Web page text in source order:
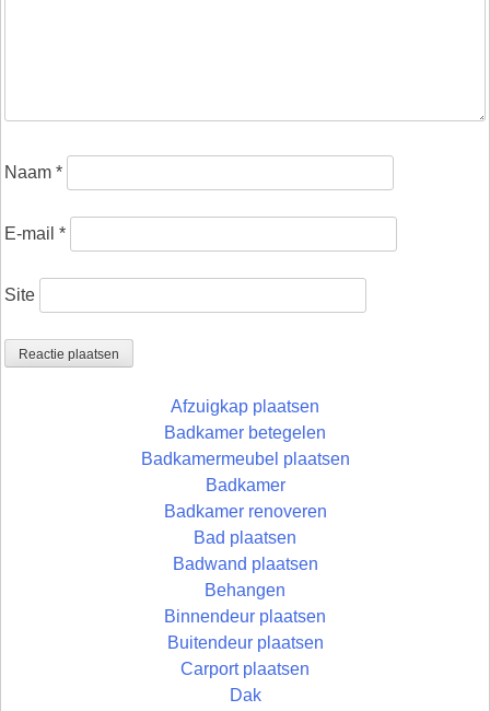
Naam *
E-mail *
Site
Afzuigkap plaatsen
Badkamer betegelen
Badkamermeubel plaatsen
Badkamer
Badkamer renoveren
Bad plaatsen
Badwand plaatsen
Behangen
Binnendeur plaatsen
Buitendeur plaatsen
Carport plaatsen
Dak